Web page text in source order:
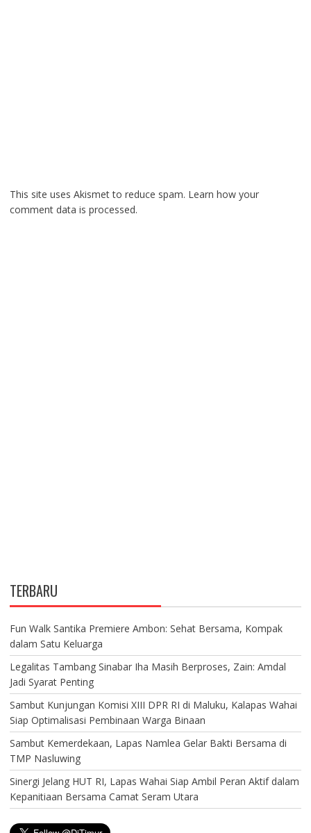
This site uses Akismet to reduce spam. Learn how your
comment data is processed.
TERBARU
Fun Walk Santika Premiere Ambon: Sehat Bersama, Kompak
dalam Satu Keluarga
Legalitas Tambang Sinabar Iha Masih Berproses, Zain: Amdal
Jadi Syarat Penting
Sambut Kunjungan Komisi XIII DPR RI di Maluku, Kalapas Wahai
Siap Optimalisasi Pembinaan Warga Binaan
Sambut Kemerdekaan, Lapas Namlea Gelar Bakti Bersama di
TMP Nasluwing
Sinergi Jelang HUT RI, Lapas Wahai Siap Ambil Peran Aktif dalam
Kepanitiaan Bersama Camat Seram Utara